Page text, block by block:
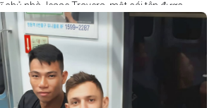
chủ nhà Jesse Travers, một cái tên được
nhưng vẫn chưa nhận được sự chú ý tương
nghiệp dư rất đáng nể và từ lâu đã được
tiềm năng. Trong quá khứ, anh từng có những
các đối thủ chất lượng như Clay Waterman